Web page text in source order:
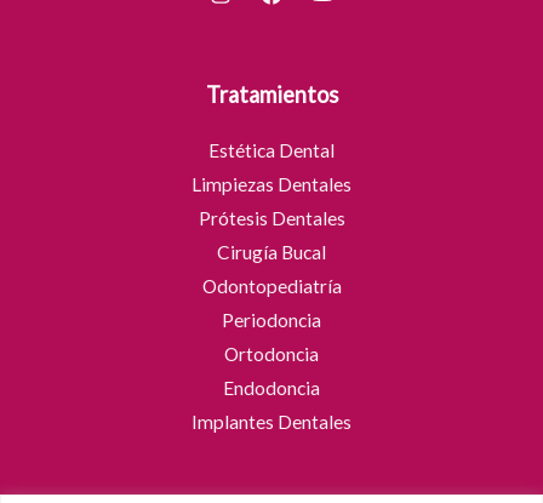
Tratamientos
Estética Dental
Limpiezas Dentales
Prótesis Dentales
Cirugía Bucal
Odontopediatría
Periodoncia
Ortodoncia
Endodoncia
Implantes Dentales